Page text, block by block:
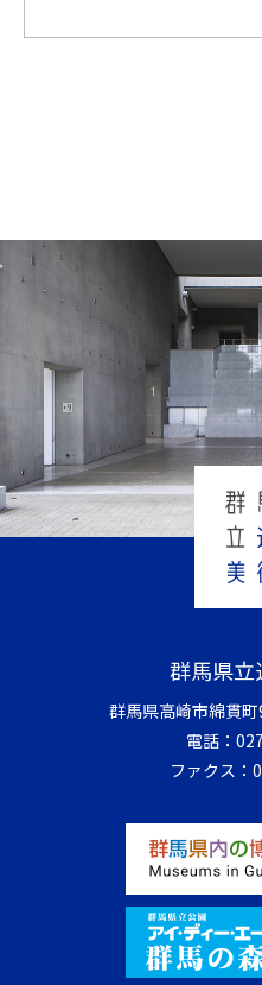
群馬県立
群馬県高崎市綿貫
電話：
ファクス：